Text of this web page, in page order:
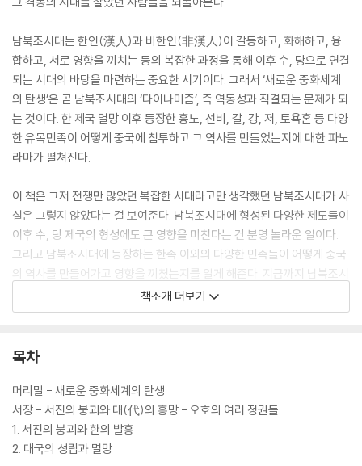
남북조시대는 한인(漢人)과 비한인(非漢人)이 갈등하고, 화해하고, 융
합하고, 서로 영향을 끼치는 등의 복잡한 과정을 통해 이후 수, 당으로 연결
되는 시대의 바탕을 마련하는 중요한 시기이다. 그래서 ‘새로운 중화세계
의 탄생’은 곧 남북조시대의 ‘다이나미즘’, 즉 역동성과 직결되는 문제가 되
는 것이다. 한 제국 멸망 이후 등장한 흉노, 선비, 갈, 강, 저, 토욕혼 등 다양
한 유목민족이 어떻게 중국에 침투하고 그 역사를 만들었는지에 대한 파노
라마가 펼쳐진다.
이 책은 그저 전쟁만 많았던 복잡한 시대라고만 생각했던 남북조시대가 사
실은 그렇지 않았다는 걸 보여준다. 남북조시대에 형성된 다양한 제도들이
이후 수, 당 제국의 형성에도 큰 영향을 미친다는 건 분명 놀라운 일이다.
그리고 남북조시대에 등장하는 한족 이외의 다양한 민족들이 어떻게 중국
의 역사를 만들어가고 영향을 끼쳤는지를 알게 해준다. 지금까지 남북조시
대에 일어난 사건들과 인물들에 대해 이 정도로 자세하게 소개한 책은 없
었다.
책소개 더보기
목차
머리말 - 새로운 중화세계의 탄생
서장 - 서진의 붕괴와 대(代)의 흥망 - 오호의 여러 정권들
1. 서진의 붕괴와 한의 발흥
2. 대국의 성립과 멸망